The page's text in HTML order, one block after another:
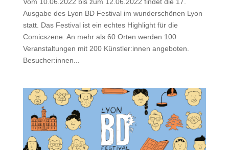
Ausgabe des Lyon BD Festival im wunderschönen Lyon
statt. Das Festival ist ein echtes Highlight für die
Comicszene. An mehr als 60 Orten werden 100
Veranstaltungen mit 200 Künstler:innen angeboten.
Besucher:innen...